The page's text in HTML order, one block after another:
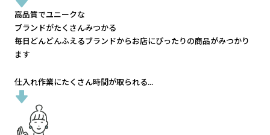
高品質でユニークな
ブランドがたくさんみつかる
毎日どんどんふえるブランドからお店にぴったりの商品がみつかり
ます
仕入れ作業にたくさん時間が取られる...